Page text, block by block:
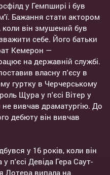
у Гемпширі і був
Бажання стати актором
коли він змушений був
себе. Його батьки
Кемерон —
на державній службі.
власну п'єсу в
гуртку в Черчерському
Щура у п'єсі Вітер у
не вивчав драматургію. До
дебюту він вивчав
у 16 років, коли він
п'єсі Девіда Гера Саут-
Лотера випала на